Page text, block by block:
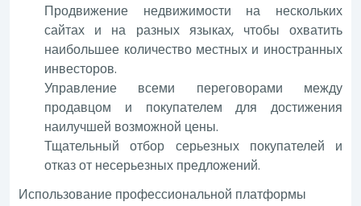
Продвижение недвижимости на нескольких
сайтах и на разных языках, чтобы охватить
наибольшее количество местных и иностранных
инвесторов.
Управление всеми переговорами между
продавцом и покупателем для достижения
наилучшей возможной цены.
Тщательный отбор серьезных покупателей и
отказ от несерьезных предложений.
Использование профессиональной платформы